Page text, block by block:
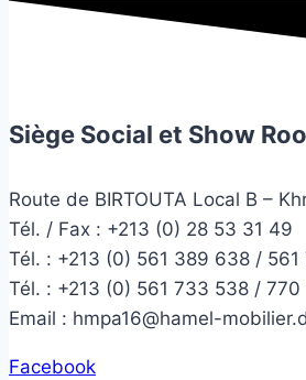
Siège Social et Show
Route de BIRTOUTA Local B –
Tél. / Fax : +213 (0) 28 53 31 49
Tél. : +213 (0) 561 389 638 /
Tél. : +213 (0) 561 733 538 / 770
Email : hmpa16@hamel-
Facebook